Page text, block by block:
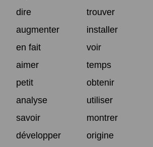
dire
trouver
augmenter
installer
en fait
voir
aimer
temps
petit
obtenir
analyse
utiliser
savoir
montrer
développer
origine